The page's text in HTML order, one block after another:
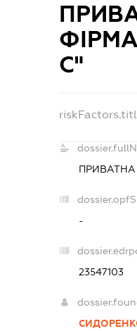
С"
ПРИВАТНА
-
23547103